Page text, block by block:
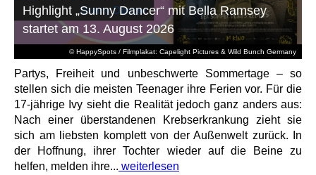
© HappySpots / Filmplakat: Capelight Pictures & Wild Bunch Germany
Highlight „Sunny Dancer“ mit Bella Ramsey
startet am 13. August 2026
Partys, Freiheit und unbeschwerte Sommertage – so
stellen sich die meisten Teenager ihre Ferien vor. Für die
17-jährige Ivy sieht die Realität jedoch ganz anders aus:
Nach einer überstandenen Krebserkrankung zieht sie
sich am liebsten komplett von der Außenwelt zurück. In
der Hoffnung, ihrer Tochter wieder auf die Beine zu
helfen, melden ihre... weiterlesen